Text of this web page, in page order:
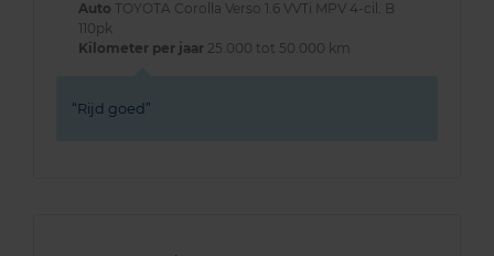
Auto TOYOTA Corolla Verso 1.6 VVTi MPV 4-cil. B
110pk
Kilometer per jaar 25.000 tot 50.000 km
Rijd goed